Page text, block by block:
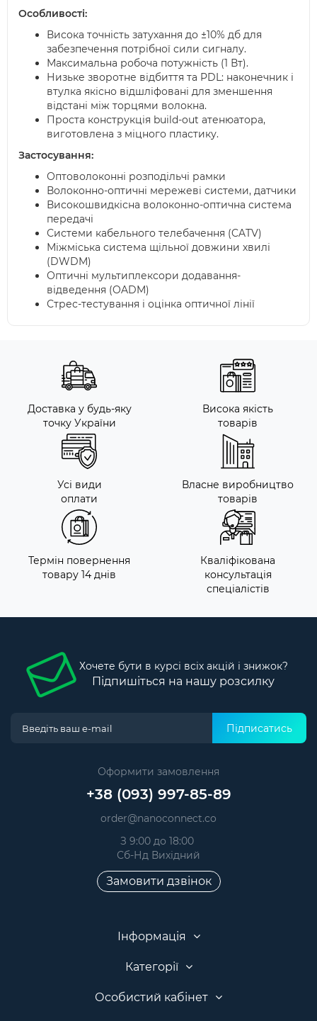
Особливості:
Висока точність затухання до ±10% дб для
забезпечення потрібної сили сигналу.
Максимальна робоча потужність (1 Вт).
Низьке зворотне відбиття та PDL: наконечник і
втулка якісно відшліфовані для зменшення
відстані між торцями волокна.
Проста конструкція build-out атенюатора,
виготовлена з міцного пластику.
Застосування:
Оптоволоконні розподільчі рамки
Волоконно-оптичні мережеві системи, датчики
Високошвидкісна волоконно-оптична система
передачі
Системи кабельного телебачення (CATV)
Міжміська система щільної довжини хвилі
(DWDM)
Оптичні мультиплексори додавання-
відведення (OADM)
Стрес-тестування і оцінка оптичної лінії
Доставка у будь-яку
точку України
Висока якість
товарів
Усі види
оплати
Власне виробництво
товарів
Термін повернення
товару 14 днів
Кваліфікована
консультація
спеціалістів
Хочете бути в курсі всіх акцій і знижок?
Підпишіться на нашу розсилку
Підписатись
Оформити замовлення
+38 (093) 997-85-89
order@nanoconnect.co
З 9:00 до 18:00
Сб-Нд Вихідний
Замовити дзвінок
Інформація
Категорії
Особистий кабінет